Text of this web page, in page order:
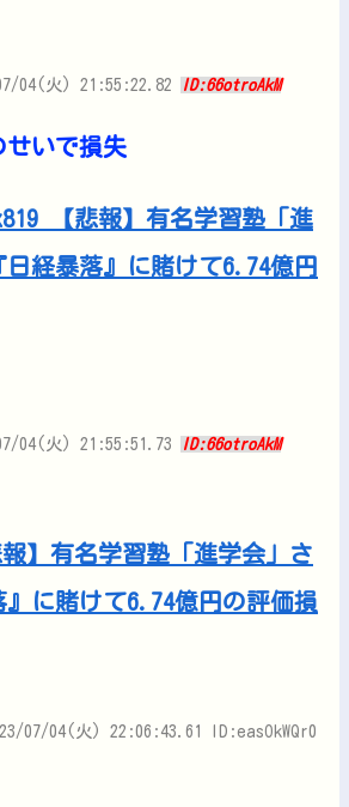
04(火) 21:55:22.82 ID:66otroAkM
せいで損失
04(火) 21:55:51.73 ID:66otroAkM
07/04(火) 22:06:43.61 ID:easOkWQr0